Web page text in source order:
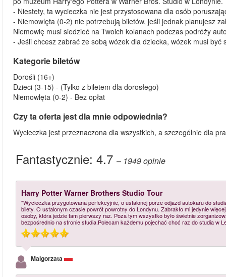
- Niestety, ta wycieczka nie jest przystosowana dla osób
- Niemowlęta (0-2) nie potrzebują biletów, jeśli jednak planujesz
Niemowlę musi siedzieć na Twoich kolanach podczas podróży
- Jeśli chcesz zabrać ze sobą wózek dla dziecka, wózek musi być
Kategorie biletów
Dorośli (16+)
Dzieci (3-15) - (Tylko z biletem dla dorosłego)
Niemowlęta (0-2) - Bez opłat
Czy ta oferta jest dla mnie odpowiednia?
Wycieczka jest przeznaczona dla wszystkich, a szczególnie dla
Fantastycznie: 4.7 – 1949opinie
Harry Potter Warner Brothers Studio Tour
"Wycieczka przygotowana perfekcyjnie, o ustalonej porze odjazd autokaru do
bilety. O ustalonym czasie powrót powrotny do Londynu. Zabrakło mi jedynie
osoby, która jedzie tam pierwszy raz. Poza tym wszystko było świetnie
bezpośrednio na stronie studia.Polecam każdemu pojechać choć raz do studia w
Malgorzata